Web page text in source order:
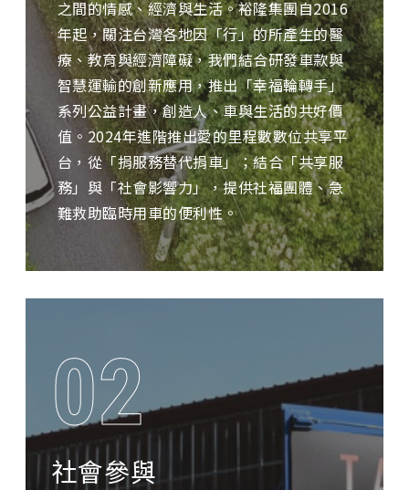
之間的情感、經濟與生活。裕隆集團自2016
年起，關注台灣各地因「行」的所產生的醫
療、教育與經濟障礙，我們結合研發車款與
智慧運輸的創新應用，推出「幸福輪轉手」
系列公益計畫，創造人、車與生活的共好價
值。2024年進階推出愛的里程數數位共享平
台，從「捐服務替代捐車」；結合「共享服
務」與「社會影響力」，提供社福團體、急
難救助臨時用車的便利性。
02
社會參與